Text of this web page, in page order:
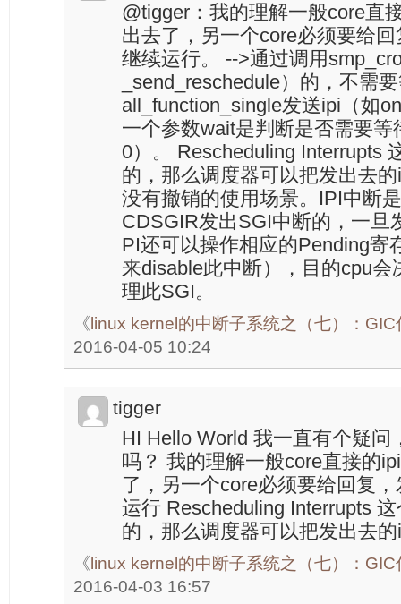
@tigger：我的理解一般core直
出去了，另一个core必须要给
继续运行。 -->通过调用
_send_reschedule）的，不需
all_function_single发送ipi（如
一个参数wait是判断是否需要等
0）。 Rescheduling Interrupts
的，那么调度器可以把发出去
没有撤销的使用场景。IPI中断
CDSGIR发出SGI中断的，一旦
PI还可以操作相应的Pending寄
来disable此中断），目的cpu
理此SGI。
《 linux kernel的中断子系统之（七）：GIC
2016-04-05 10:24
tigger
HI Hello World 我一直有个疑问
吗？ 我的理解一般core直接的
了，另一个core必须要给回复
运行 Rescheduling Interrupts
的，那么调度器可以把发出去
《 linux kernel的中断子系统之（七）：GIC
2016-04-03 16:57